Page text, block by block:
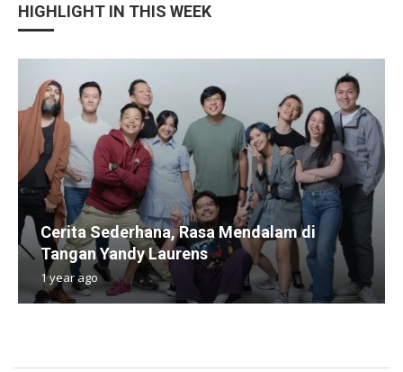
HIGHLIGHT IN THIS WEEK
Cerita Sederhana, Rasa Mendalam di
Tangan Yandy Laurens
1 year ago